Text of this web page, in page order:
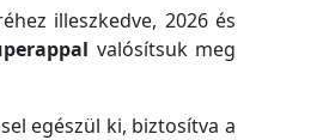
illeszkedve, 2026 és
valósítsuk meg
egészül ki, biztosítva a